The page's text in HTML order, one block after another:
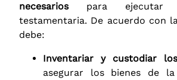
necesariospara ejecutar
testamentaria. De acuerdo con
debe:
Inventariar y custodiar
asegurar los bienes de